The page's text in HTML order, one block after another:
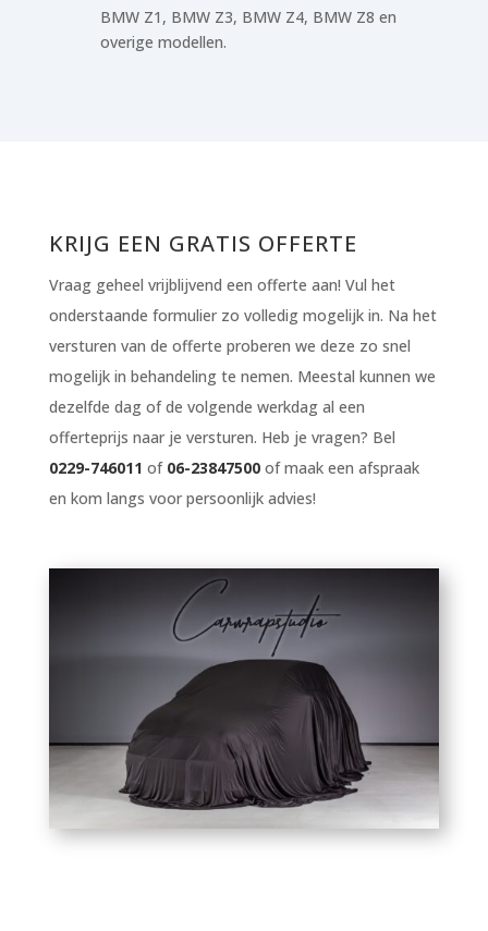
BMW Z1, BMW Z3, BMW Z4, BMW Z8 en
overige modellen.
KRIJG EEN GRATIS OFFERTE
Vraag geheel vrijblijvend een offerte aan! Vul het
onderstaande formulier zo volledig mogelijk in. Na het
versturen van de offerte proberen we deze zo snel
mogelijk in behandeling te nemen. Meestal kunnen we
dezelfde dag of de volgende werkdag al een
offerteprijs naar je versturen. Heb je vragen? Bel
0229-746011 of 06-23847500of maak een afspraak
en kom langs voor persoonlijk advies!